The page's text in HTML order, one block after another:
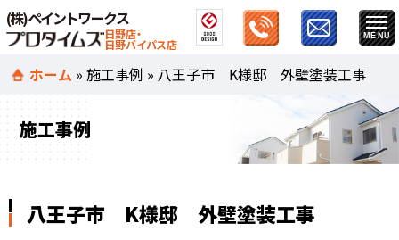
(株)ペイントワークス
日野店・
日野バイパス店
ホーム »施工事例 » 八王子市 K様邸 外壁塗装工事
施工事例
八王子市 K様邸 外壁塗装工事